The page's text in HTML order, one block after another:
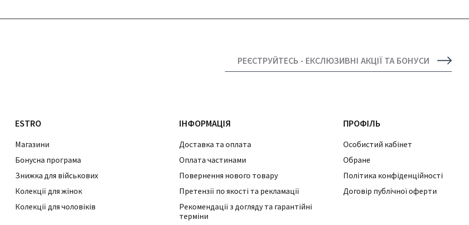
РЕЄСТРУЙТЕСЬ - ЕКСЛЮЗИВНІ АКЦІЇ ТА БОНУСИ
ESTRO
Магазини
Бонусна програма
Знижка для військових
Колекції для жінок
Колекції для чоловіків
ІНФОРМАЦІЯ
Доставка та оплата
Оплата частинами
Повернення нового товару
Претензії по якості та рекламації
Рекомендації з догляду та гарантійні
терміни
ПРОФІЛЬ
Особистий кабінет
Обране
Політика конфіденційності
Договір публічної оферти